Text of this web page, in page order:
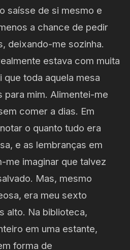
saísse de si mesmo e
a chance de pedir
deixando-me sozinha.
estava com muita
toda aquela mesa
para mim. Alimentei-me
comer a dias. Em
o quanto tudo era
e as lembranças em
me imaginar que talvez
Mas, mesmo
era meu sexto
alto. Na biblioteca,
em uma estante,
forma de